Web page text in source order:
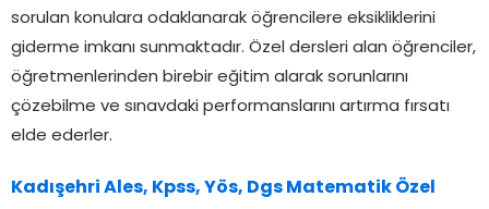
sorulan konulara odaklanarak öğrencilere eksikliklerini
giderme imkanı sunmaktadır. Özel dersleri alan öğrenciler,
öğretmenlerinden birebir eğitim alarak sorunlarını
çözebilme ve sınavdaki performanslarını artırma fırsatı
elde ederler.
Kadışehri Ales, Kpss, Yös, Dgs Matematik Özel